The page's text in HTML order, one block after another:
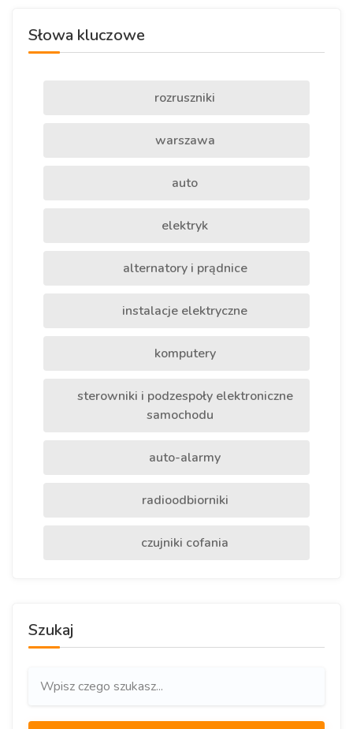
Słowa kluczowe
rozruszniki
warszawa
auto
elektryk
alternatory i prądnice
instalacje elektryczne
komputery
samochodu
auto-alarmy
radioodbiorniki
czujniki cofania
Szukaj